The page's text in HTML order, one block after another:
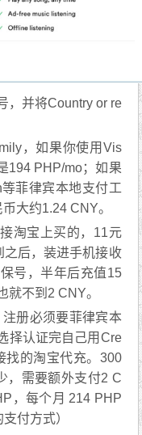
，并将Country or re
，如果你使用Vis
194 PHP/mo；如果
菲律宾本地支付工
大约1.24 CNY。
淘宝上买的，11元
后，装进手机接收
号，半年后充值15
就不到2 CNY。
册必须要菲律宾本
择认证完自己用Cre
找的淘宝代充。300
，需要额外支付2 C
，每个月 214 PHP
付方式）